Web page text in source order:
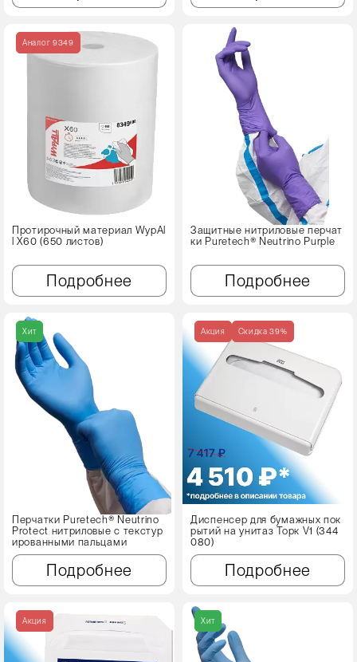
Аналог 9349
Протирочный материал WypAl
l X60 (650 листов)
Подробнее
Защитные нитриловые перчат
ки Puretech® Neutrino Purple
Подробнее
Хит
Перчатки Puretech® Neutrino
Protect нитриловые с текстур
ированными пальцами
Подробнее
Акция Cкидка 39%
Диспенсер для бумажных пок
рытий на унитаз Торк V1 (344
080)
Подробнее
Акция Хит